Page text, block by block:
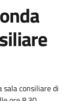
sala consiliare di